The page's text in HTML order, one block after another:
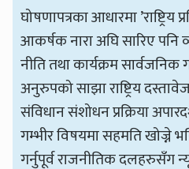
घोषणापत्रका आधारमा ’राष्ट्रिय
आकर्षक नारा अघि सारिए पनि
नीति तथा कार्यक्रम सार्वजनिक
अनुरुपको साझा राष्ट्रिय
संविधान संशोधन प्रक्रिया
गम्भीर विषयमा सहमति खोज्ने
गर्नुपूर्व राजनीतिक दलहरुसँग